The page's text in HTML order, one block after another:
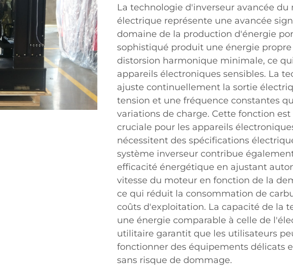
La technologie d'inverseur avancée
électrique représente une avancée
domaine de la production d'énergie
sophistiqué produit une énergie
distorsion harmonique minimale, ce
appareils électroniques sensibles. La
ajuste continuellement la sortie
tension et une fréquence constantes
variations de charge. Cette fonction
cruciale pour les appareils
nécessitent des spécifications
système inverseur contribue
efficacité énergétique en ajustant
vitesse du moteur en fonction de la
ce qui réduit la consommation de
coûts d'exploitation. La capacité de la
une énergie comparable à celle de
utilitaire garantit que les utilisateurs
fonctionner des équipements délicats
sans risque de dommage.